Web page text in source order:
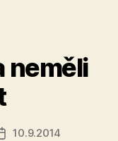
neměli
10.9.2014